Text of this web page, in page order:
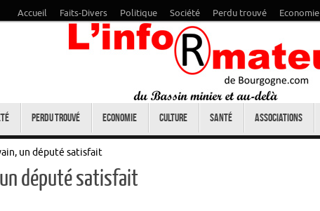
Accueil Faits-Divers Politique Société Perdu trouvé Economie
Perdu trouvé Economie Culture Santé Associations
un député satisfait
un député satisfait